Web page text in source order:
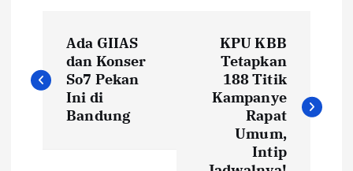
o
Ada GIIAS
dan Konser
So7 Pekan
Ini di
Bandung
KPU KBB
Tetapkan
188 Titik
Kampanye
Rapat
Umum,
Intip